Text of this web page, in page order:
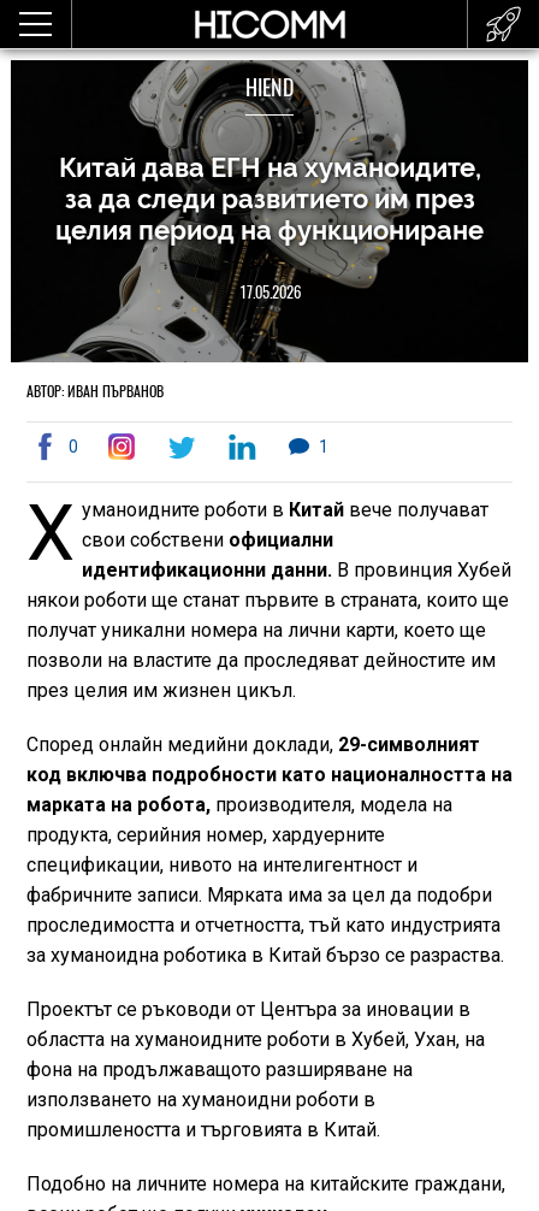
HIEND
Китай дава ЕГН на хуманоидите,
за да следи развитието им през
целия период на функциониране
17.05.2026
АВТОР: ИВАН ПЪРВАНОВ
0 1
Х уманоидните роботи в Китай вече получават
свои собствени официални
идентификационни данни. В провинция Хубей
някои роботи ще станат първите в страната, които ще
получат уникални номера на лични карти, което ще
позволи на властите да проследяват дейностите им
през целия им жизнен цикъл.
Според онлайн медийни доклади, 29-символният
код включва подробности като националността на
марката на робота,производителя, модела на
продукта, серийния номер, хардуерните
спецификации, нивото на интелигентност и
фабричните записи. Мярката има за цел да подобри
проследимостта и отчетността, тъй като индустрията
за хуманоидна роботика в Китай бързо се разраства.
Проектът се ръководи от Центъра за иновации в
областта на хуманоидните роботи в Хубей, Ухан, на
фона на продължаващото разширяване на
използването на хуманоидни роботи в
промишлеността и търговията в Китай.
Подобно на личните номера на китайските граждани,